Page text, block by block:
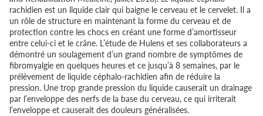
rachidien est un liquide clair qui baigne le cerveau et le cervelet. Il a
un rôle de structure en maintenant la forme du cerveau et de
protection contre les chocs en créant une forme d’amortisseur
entre celui-ci et le crâne. L’étude de Hulens et ses collaborateurs a
démontré un soulagement d’un grand nombre de symptômes de
fibromyalgie en quelques heures et ce jusqu’à 8 semaines, par le
prélèvement de liquide céphalo-rachidien afin de réduire la
pression. Une trop grande pression du liquide causerait un drainage
par l’enveloppe des nerfs de la base du cerveau, ce qui irriterait
l’enveloppe et causerait des douleurs généralisées.